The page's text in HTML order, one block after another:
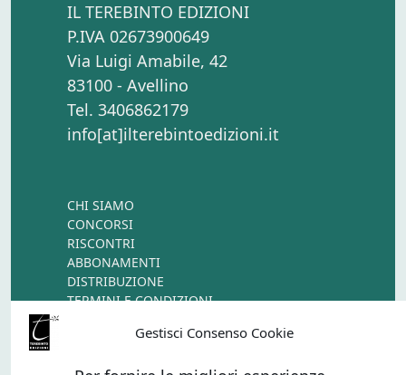
Gestisci Consenso Cookie
IL TEREBINTO EDIZIONI
P.IVA 02673900649
Via Luigi Amabile, 42
83100 - Avellino
Tel. 3406862179
info[at]ilterebintoedizioni.it
CHI SIAMO
CONCORSI
RISCONTRI
ABBONAMENTI
DISTRIBUZIONE
TERMINI E CONDIZIONI